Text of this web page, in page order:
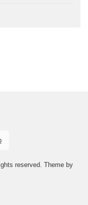
reserved. Theme by